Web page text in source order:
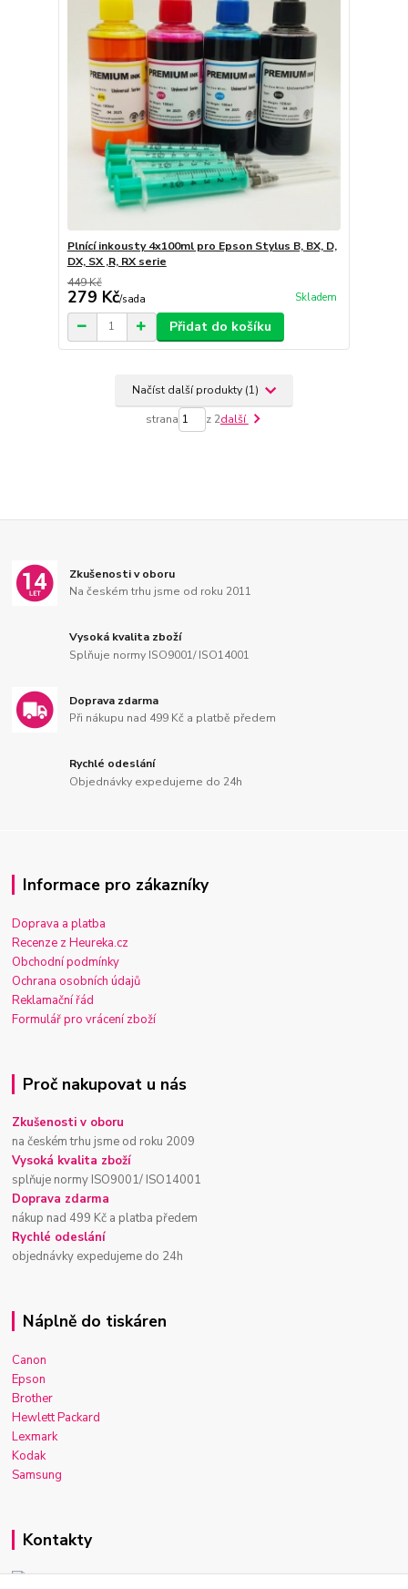
Plnící inkousty 4x100ml pro Epson Stylus B, BX, D,
DX, SX ,R, RX serie
449 Kč
279 Kč/sada Skladem
Přidat do košíku
Načíst další produkty (1)
strana z 2další
Zkušenosti v oboru
Na českém trhu jsme od roku 2011
Vysoká kvalita zboží
Splňuje normy ISO9001/ ISO14001
Doprava zdarma
Při nákupu nad 499 Kč a platbě předem
Rychlé odeslání
Objednávky expedujeme do 24h
Informace pro zákazníky
Doprava a platba
Recenze z Heureka.cz
Obchodní podmínky
Ochrana osobních údajů
Reklamační řád
Formulář pro vrácení zboží
Proč nakupovat u nás
Zkušenosti v oboru
na českém trhu jsme od roku 2009
Vysoká kvalita zboží
splňuje normy ISO9001/ ISO14001
Doprava zdarma
nákup nad 499 Kč a platba předem
Rychlé odeslání
objednávky expedujeme do 24h
Náplně do tiskáren
Canon
Epson
Brother
Hewlett Packard
Lexmark
Kodak
Samsung
Kontakty